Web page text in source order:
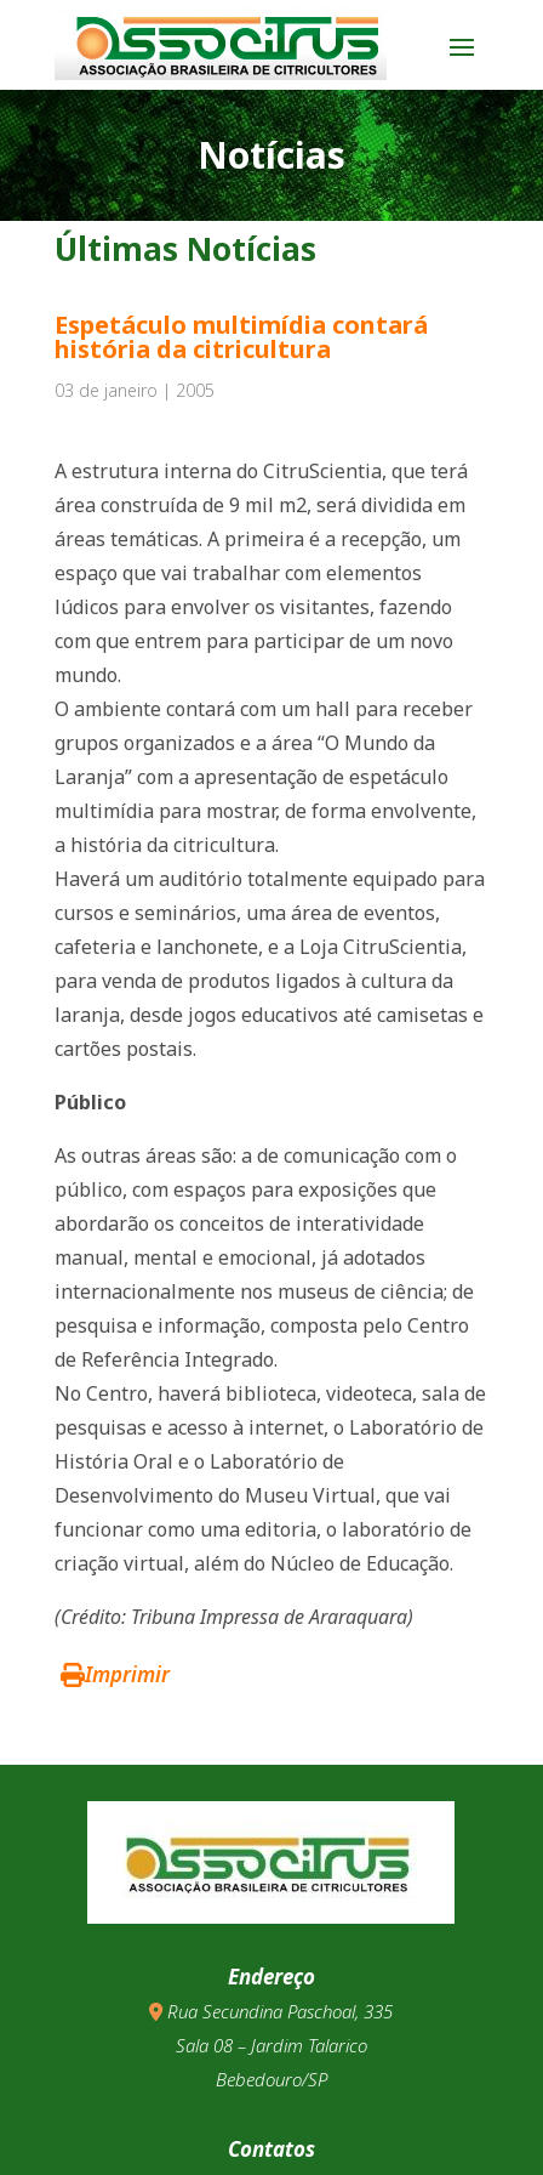
Notícias
Últimas Notícias
Espetáculo multimídia contará
história da citricultura
03 de janeiro | 2005
A estrutura interna do CitruScientia, que terá
área construída de 9 mil m2, será dividida em
áreas temáticas. A primeira é a recepção, um
espaço que vai trabalhar com elementos
lúdicos para envolver os visitantes, fazendo
com que entrem para participar de um novo
mundo.
O ambiente contará com um hall para receber
grupos organizados e a área “O Mundo da
Laranja” com a apresentação de espetáculo
multimídia para mostrar, de forma envolvente,
a história da citricultura.
Haverá um auditório totalmente equipado para
cursos e seminários, uma área de eventos,
cafeteria e lanchonete, e a Loja CitruScientia,
para venda de produtos ligados à cultura da
laranja, desde jogos educativos até camisetas e
cartões postais.
Público
As outras áreas são: a de comunicação com o
público, com espaços para exposições que
abordarão os conceitos de interatividade
manual, mental e emocional, já adotados
internacionalmente nos museus de ciência; de
pesquisa e informação, composta pelo Centro
de Referência Integrado.
No Centro, haverá biblioteca, videoteca, sala de
pesquisas e acesso à internet, o Laboratório de
História Oral e o Laboratório de
Desenvolvimento do Museu Virtual, que vai
funcionar como uma editoria, o laboratório de
criação virtual, além do Núcleo de Educação.
(Crédito: Tribuna Impressa de Araraquara)
Imprimir
Endereço
Rua Secundina Paschoal, 335
Sala 08 – Jardim Talarico
Bebedouro/SP
Contatos